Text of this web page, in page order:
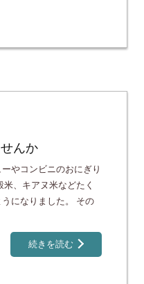
んか
やコンビニのおにぎり
、キアヌ米などたく
になりました。 その
続きを読む